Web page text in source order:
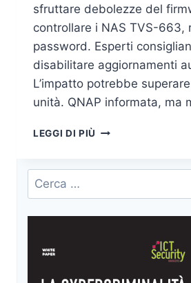
sfruttare debolezze del
controllare i NAS TVS-663,
password. Esperti
disabilitare aggiornamenti
L’impatto potrebbe
unità. QNAP informata, ma
LEGGI DI PIÙ FALLE
QNAP
DISPOSITIVI
NAS
Ricerca
per: